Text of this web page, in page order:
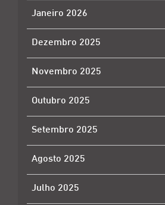
Janeiro 2026
Dezembro 2025
Novembro 2025
Outubro 2025
Setembro 2025
Agosto 2025
Julho 2025